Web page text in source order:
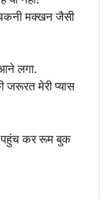
मक्खन जैसी
लगा.
मेरी प्यास
पहुंच कर रूम बुक